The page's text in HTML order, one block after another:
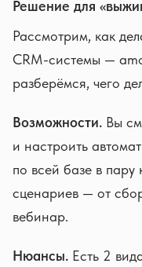
Решение для
Рассмотрим, как
CRM-системы —
разберёмся, чего
Возможности. Вы
и настроить
по всей базе в
сценариев — от
вебинар.
Нюансы. Есть 2